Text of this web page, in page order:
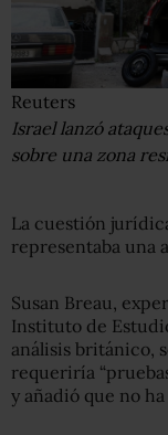
Reuters
Israel lanzó
sobre una zona
La cuestión
representaba una
Susan Breau,
Instituto de
análisis británico,
requeriría
y añadió que no